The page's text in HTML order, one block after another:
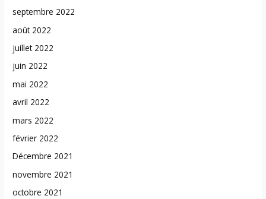
septembre 2022
août 2022
juillet 2022
juin 2022
mai 2022
avril 2022
mars 2022
février 2022
Décembre 2021
novembre 2021
octobre 2021